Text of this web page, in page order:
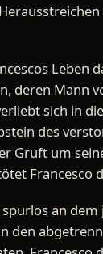
Leben
deren Mann
sich in
des
Gruft um
Francesco
an
den